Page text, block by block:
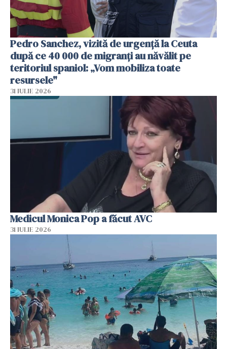
Pedro Sanchez, vizită de urgență la Ceuta
după ce 40 000 de migranți au năvălit pe
teritoriul spaniol: „Vom mobiliza toate
resursele"
31 IULIE 2026
Medicul Monica Pop a făcut AVC
31 IULIE 2026